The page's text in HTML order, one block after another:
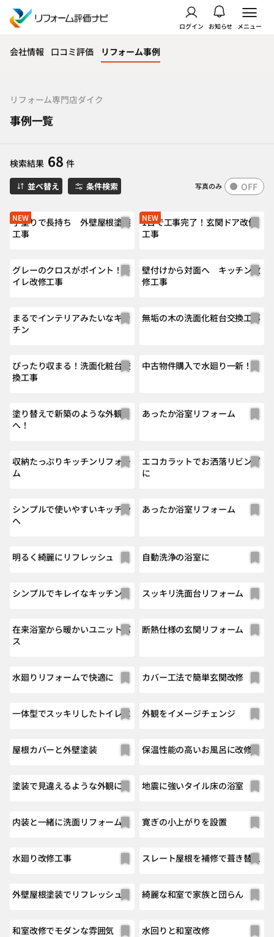
ログイン お知らせ メニュー
会社情報 口コミ評価 リフォーム事例
リフォーム専門店ダイク
事例一覧
検索結果 68 件
並べ替え 条件検索 写真のみ OFF
NEW
手塗りで長持ち 外壁屋根塗装
工事
NEW
1日で工事完了！玄関ドア改修
工事
グレーのクロスがポイント！ト
イレ改修工事
壁付けから対面へ キッチン改
修工事
まるでインテリアみたいなキッ
チン
無垢の木の洗面化粧台交換工事
ぴったり収まる！洗面化粧台交
換工事
中古物件購入で水廻り一新！
塗り替えで新築のような外観
へ！
あったか浴室リフォーム
収納たっぷりキッチンリフォー
ム
エコカラットでお洒落リビング
に
シンプルで使いやすいキッチン
へ
あったか浴室リフォーム
明るく綺麗にリフレッシュ 自動洗浄の浴室に
シンプルでキレイなキッチン スッキリ洗面台リフォーム
在来浴室から暖かいユニットバ
ス
断熱仕様の玄関リフォーム
水廻りリフォームで快適に カバー工法で簡単玄関改修
一体型でスッキリしたトイレに 外観をイメージチェンジ
屋根カバーと外壁塗装 保温性能の高いお風呂に改修
塗装で見違えるような外観に 地震に強いタイル床の浴室
内装と一緒に洗面リフォーム 寛ぎの小上がりを設置
水廻り改修工事 スレート屋根を補修で葺き替え
外壁屋根塗装でリフレッシュ 綺麗な和室で家族と団らん
和室改修でモダンな雰囲気 水回りと和室改修